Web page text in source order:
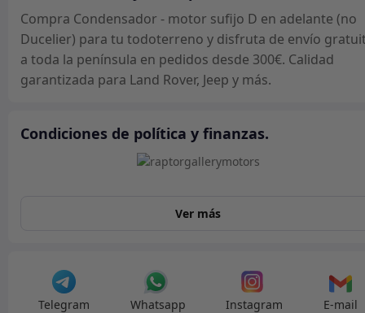
Ducelier)
cantidad
Compra Condensador - motor sufijo D en adelante (no
Ducelier) para tu todoterreno y disfruta de envío
a toda la península en pedidos desde 300€. Calidad
garantizada para Land Rover, Jeep y más.
Condiciones de política y finanzas.
Ver más
Telegram Whatsapp Instagram E-mail